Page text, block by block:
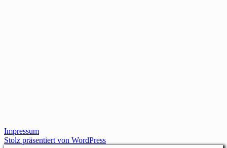
Impressum
Stolz präsentiert von WordPress